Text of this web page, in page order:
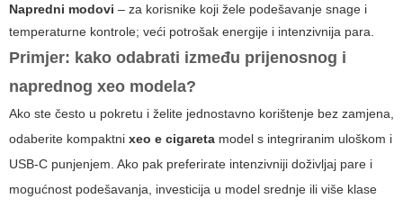
Napredni modovi – za korisnike koji žele podešavanje snage i
temperaturne kontrole; veći potrošak energije i intenzivnija para.
Primjer: kako odabrati između prijenosnog i
naprednog xeo modela?
Ako ste često u pokretu i želite jednostavno korištenje bez zamjena,
odaberite kompaktni xeo e cigareta model s integriranim uloškom i
USB-C punjenjem. Ako pak preferirate intenzivniji doživljaj pare i
mogućnost podešavanja, investicija u model srednje ili više klase